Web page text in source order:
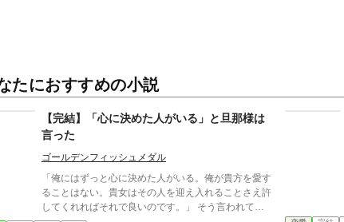
たにおすすめの小説
【完結】「心に決めた人がいる」と旦那様は
言った
ゴールデンフィッシュメダル
「俺にはずっと心に決めた人がいる。俺が貴方を愛す
ることはない。貴女はその人を迎え入れることさえ許
してくれればそれで良いのです。」 そう言われて愛